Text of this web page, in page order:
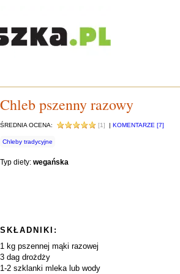
Chleb pszenny razowy
ŚREDNIA OCENA: [1] | KOMENTARZE [7]
Chleby tradycyjne
Typ diety: wegańska
SKŁADNIKI:
1 kg pszennej mąki razowej
3 dag drożdży
1-2 szklanki mleka lub wody